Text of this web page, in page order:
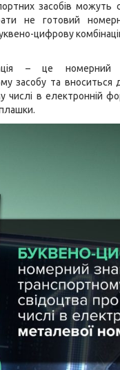
засобів можуть
не готовий
цифрову
– це номерний
засобу та вноситься
числі в електронній